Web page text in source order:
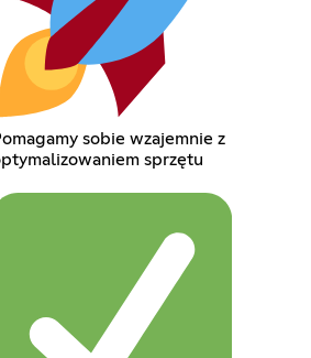
sobie wzajemnie z
sprzętu